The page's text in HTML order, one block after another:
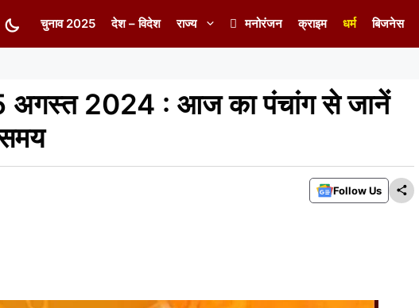
चुनाव 2025 देश – विदेश राज्य मनोरंजन क्राइम धर्म बिजनेस
2024 : आज का पंचांग से जानें
Follow Us